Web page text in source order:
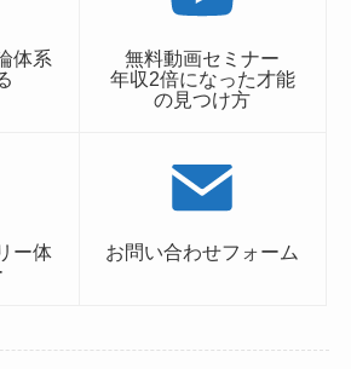
体系
無料動画セミナー
年収2倍になった才能
の見つけ方
ー体
お問い合わせフォーム